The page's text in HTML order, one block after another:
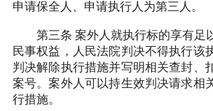
申请保全人、申请执行人为第三人。
第三条 案外人就执行标的享有足
民事权益，人民法院判决不得执行该
判决解除执行措施并写明相关查封、
案号。案外人可以持生效判决请求相
行措施。